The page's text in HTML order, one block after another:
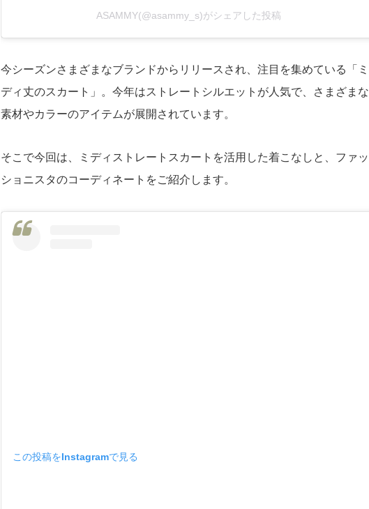
ASAMMY(@asammy_s)がシェアした投稿
今シーズンさまざまなブランドからリリースされ、注目を集めている「ミ
ディ丈のスカート」。今年はストレートシルエットが人気で、さまざまな
素材やカラーのアイテムが展開されています。
そこで今回は、ミディストレートスカートを活用した着こなしと、ファッ
ショニスタのコーディネートをご紹介します。
この投稿をInstagramで見る